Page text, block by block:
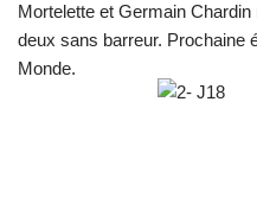
Mortelette et Germain Chardin
deux sans barreur. Prochaine
Monde.